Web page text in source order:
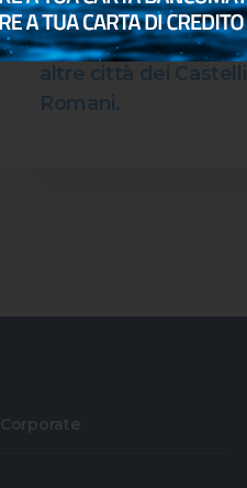
amplia i suoi confini,
coinvolgendo anche
altre città dei Castelli
Romani.
Corporate